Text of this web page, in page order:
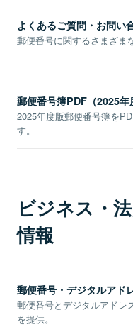
よくあるご質問・お問い
郵便番号に関するさまざま
郵便番号簿PDF（2025年
2025年度版郵便番号簿を
す。
ビジネス・
情報
郵便番号・デジタルアド
郵便番号とデジタルアドレ
を提供。